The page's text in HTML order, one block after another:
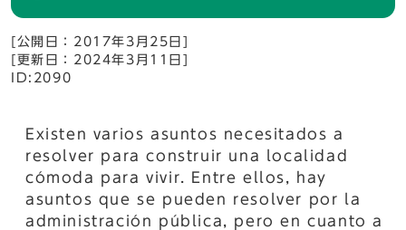
[公開日：2017年3月25日]
[更新日：2024年3月11日]
ID:2090
Existen varios asuntos necesitados a
resolver para construir una localidad
cómoda para vivir. Entre ellos, hay
asuntos que se pueden resolver por la
administración pública, pero en cuanto a